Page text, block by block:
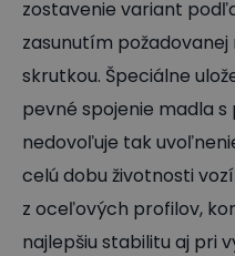
zostavenie variant
zasunutím
skrutkou. Špeciálne
pevné spojenie madla
nedovoľuje tak
celú dobu životnosti
z oceľových profilov,
najlepšiu stabilitu aj pri